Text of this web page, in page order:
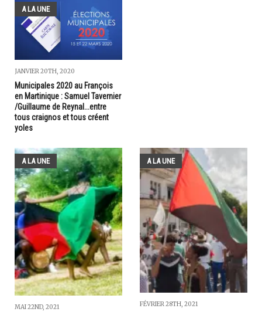
A LA UNE
JANVIER 20TH, 2020
Municipales 2020 au François
en Martinique : Samuel Tavernier
/Guillaume de Reynal...entre
tous craignos et tous créent
yoles
A LA UNE
MAI 22ND, 2021
A LA UNE
FÉVRIER 28TH, 2021